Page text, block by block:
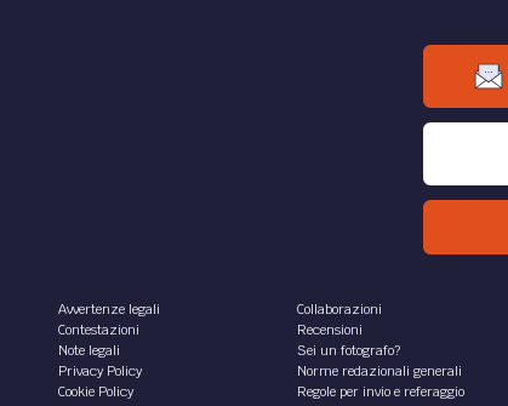
Avvertenze legali
Contestazioni
Note legali
Privacy Policy
Cookie Policy
Collaborazioni
Recensioni
Sei un fotografo?
Norme redazionali generali
Regole per invio e referaggio